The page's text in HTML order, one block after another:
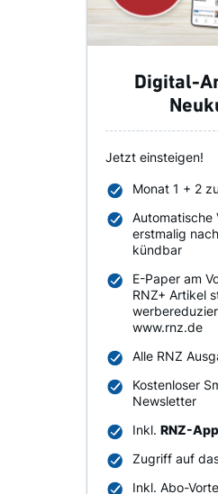
Digital-
Jetzt einsteigen!
Monat 1 + 2
Automatische
erstmalig
kündbar
E-Paper am
RNZ+ Artikel
www.rnz.de
Alle RNZ
Kostenloser
Newsletter
Inkl.RNZ-App
Zugriff auf
Inkl. Abo-